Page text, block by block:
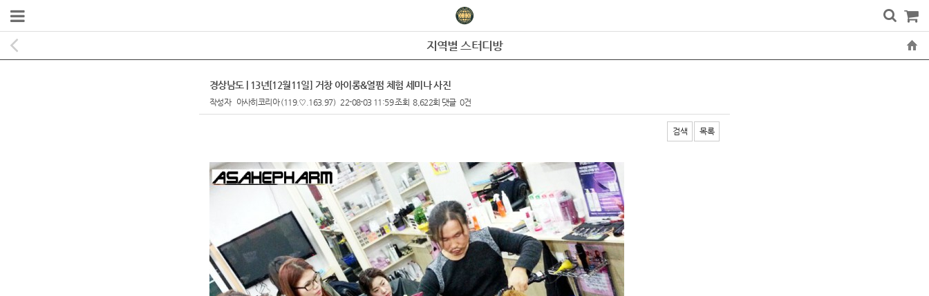
지역별 스터디방
경상남도 | 13년[12월11일] 거창 아이롱&열펌 체험 세미나 사진
작성자 아사히코리아(119.♡.163.97) 22-08-03 11:59조회 8,622회 댓글 0건
검색 목록
본문